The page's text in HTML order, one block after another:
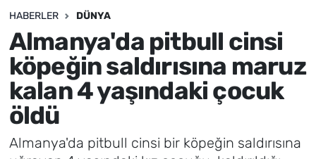
HABERLER DÜNYA
Almanya'da pitbull cinsi
köpeğin saldırısına maruz
kalan 4 yaşındaki çocuk
öldü
Almanya'da pitbull cinsi bir köpeğin saldırısına
Asayiş / Polis-Adliye
Spor
Magazin
Foto Galeri